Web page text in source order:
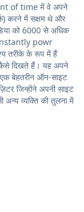
of time में वे अपने
करने में सक्षम थे और
को 6000 से अधिक
powr
तरीके के रूप में हैं
कैसे दिखते हैं। यह अपने
एक बेहतरीन ऑन-साइट
जिन्होंने अपनी साइट
अन्य व्यक्ति की तुलना में